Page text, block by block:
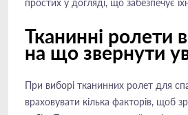
простих у догляді, що забезпечує
Тканинні ролети
на що звернути
При виборі тканинних ролет для
враховувати кілька факторів, щоб